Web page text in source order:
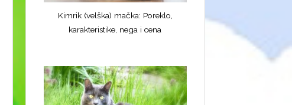
Kimrik (velška) mačka: Poreklo,
karakteristike, nega i cena